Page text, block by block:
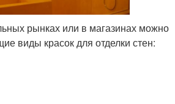
рынках или в магазинах можно
виды красок для отделки стен: